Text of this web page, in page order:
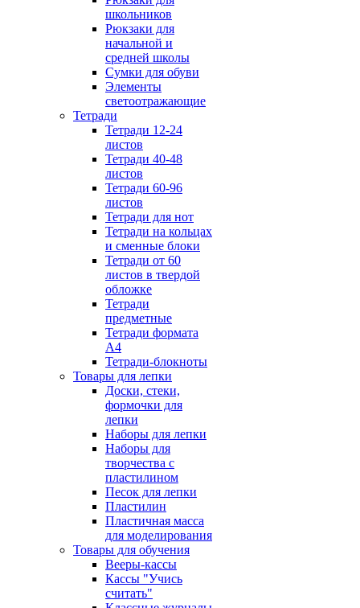
школьников
Рюкзаки для
начальной и
средней школы
Сумки для обуви
Элементы
светоотражающие
Тетради
Тетради 12-24
листов
Тетради 40-48
листов
Тетради 60-96
листов
Тетради для нот
Тетради на кольцах
и сменные блоки
Тетради от 60
листов в твердой
обложке
Тетради
предметные
Тетради формата
А4
Тетради-блокноты
Товары для лепки
Доски, стеки,
формочки для
лепки
Наборы для лепки
Наборы для
творчества с
пластилином
Песок для лепки
Пластилин
Пластичная масса
для моделирования
Товары для обучения
Вееры-кассы
Кассы "Учись
считать"